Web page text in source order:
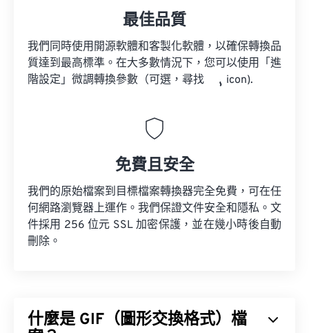
最佳品質
我們同時使用開源軟體和客製化軟體，以確保轉換品
質達到最高標準。在大多數情況下，您可以使用「進
階設定」微調轉換參數（可選，尋找
icon).
免費且安全
我們的原始檔案到目標檔案轉換器完全免費，可在任
何網路瀏覽器上運作。我們保證文件安全和隱私。文
件採用 256 位元 SSL 加密保護，並在幾小時後自動
刪除。
什麼是 GIF（圖形交換格式）檔